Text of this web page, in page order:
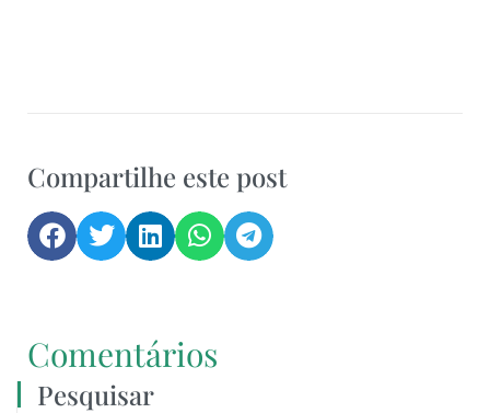
Compartilhe este post
Comentários
Pesquisar